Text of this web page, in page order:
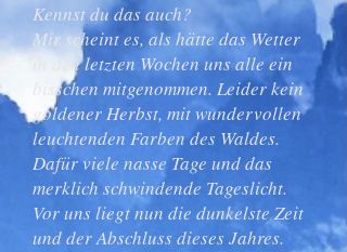
Kennst du das auch?
Mir scheint es, als hätte das Wetter
in den letzten Wochen uns alle ein
bisschen mitgenommen. Leider kein
goldener Herbst, mit wundervollen
leuchtenden Farben des Waldes.
Dafür viele nasse Tage und das
merklich schwindende Tageslicht.
Vor uns liegt nun die dunkelste Zeit
und der Abschluss dieses Jahres.